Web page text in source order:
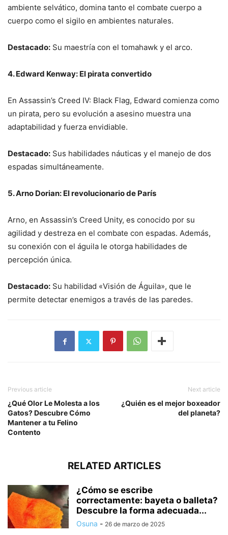
ambiente selvático, domina tanto el combate cuerpo a
cuerpo como el sigilo en ambientes naturales.
Destacado: Su maestría con el tomahawk y el arco.
4. Edward Kenway: El pirata convertido
En Assassin’s Creed IV: Black Flag, Edward comienza como
un pirata, pero su evolución a asesino muestra una
adaptabilidad y fuerza envidiable.
Destacado: Sus habilidades náuticas y el manejo de dos
espadas simultáneamente.
5. Arno Dorian: El revolucionario de París
Arno, en Assassin’s Creed Unity, es conocido por su
agilidad y destreza en el combate con espadas. Además,
su conexión con el águila le otorga habilidades de
percepción única.
Destacado: Su habilidad «Visión de Águila», que le
permite detectar enemigos a través de las paredes.
Previous article
¿Qué Olor Le Molesta a los
Gatos? Descubre Cómo
Mantener a tu Felino
Contento
Next article
¿Quién es el mejor boxeador
del planeta?
RELATED ARTICLES
¿Cómo se escribe
correctamente: bayeta o balleta?
Descubre la forma adecuada...
Osuna - 26 de marzo de 2025